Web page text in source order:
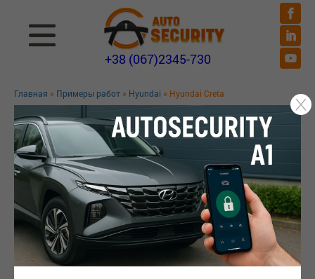
+38 (067)2345-730
Главная » Примеры работ » Hyundai » Hyundai Creta
HYUNDAI CRETA